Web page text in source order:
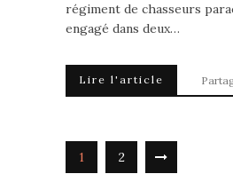
régiment de chasseurs
engagé dans deux…
Lire l'article
1 2